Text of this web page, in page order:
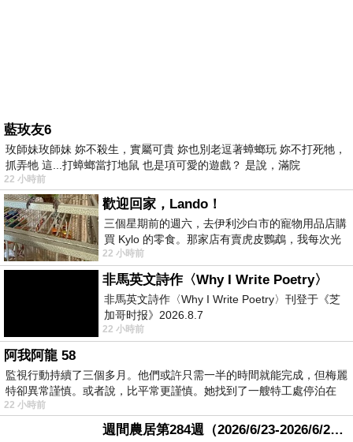
藍玫友6
玫師妹玫師妹 妳不殺生，實屬可貴 妳也別老逗著蟑螂玩 妳不打死牠，
抓弄牠 這...打蟑螂當打地鼠 也是項可愛的遊戲？ 是說，滿院
22 小時前
歡迎回家，Lando！
三個星期前的週六，去伊利沙白市的寵物用品店購
買 Kylo 的零食。那家店有賣虎皮鸚鵡，我每次光
顧都會去看一下。他們偶爾會引進 C
22 小時前
非馬英文詩作〈Why I Write Poetry〉
非馬英文詩作〈Why I Write Poetry〉刊登于《芝
加哥时报》2026.8.7
22 小時前
阿我阿龍 58
監視行動持續了三個多月。他們或許只需一半的時間就能完成，但梅麗
特卻異常謹慎。或者說，比平常更謹慎。她找到了一艘特工處停泊在
22 小時前
週間農居第284週（2026/6/23-2026/6/24) 夏至 金黃稻浪洋溢豐收喜悅